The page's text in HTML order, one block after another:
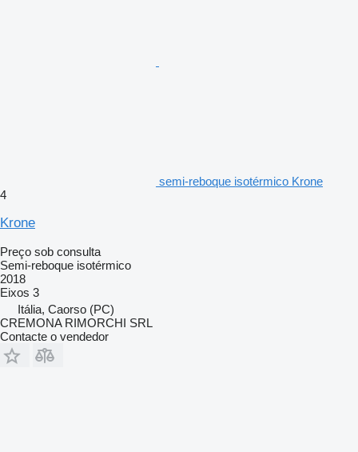
semi-reboque isotérmico Krone
4
Krone
Preço sob consulta
Semi-reboque isotérmico
2018
Eixos 3
Itália, Caorso (PC)
CREMONA RIMORCHI SRL
Contacte o vendedor